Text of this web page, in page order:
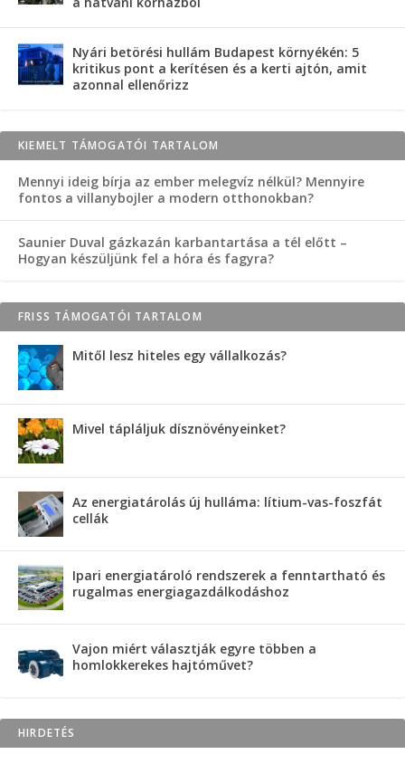
Nyári betörési hullám Budapest környékén: 5
kritikus pont a kerítésen és a kerti ajtón, amit
azonnal ellenőrizz
KIEMELT TÁMOGATÓI TARTALOM
Mennyi ideig bírja az ember melegvíz nélkül? Mennyire
fontos a villanybojler a modern otthonokban?
Saunier Duval gázkazán karbantartása a tél előtt –
Hogyan készüljünk fel a hóra és fagyra?
FRISS TÁMOGATÓI TARTALOM
Mitől lesz hiteles egy vállalkozás?
Mivel tápláljuk dísznövényeinket?
Az energiatárolás új hulláma: lítium-vas-foszfát
cellák
Ipari energiatároló rendszerek a fenntartható és
rugalmas energiagazdálkodáshoz
Vajon miért választják egyre többen a
homlokkerekes hajtóművet?
HIRDETÉS